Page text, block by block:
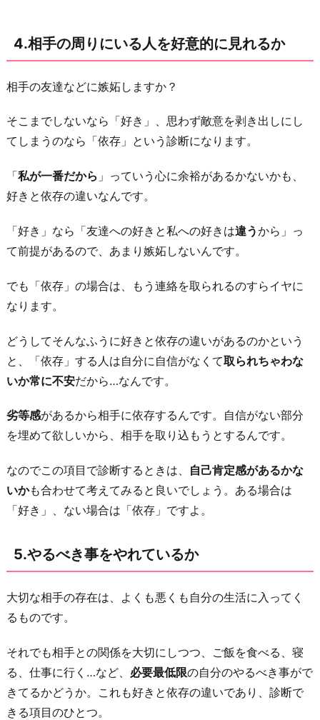
4.相手の周りにいる人を好意的に見れるか
相手の友達などに嫉妬しますか？
そこまでしないなら「好き」、思わず敵意を剥き出しにし
てしまうのなら「依存」という診断になります。
「私が一番だから 」っていう心に余裕があるかないかも、
好きと依存の違いなんです。
「好き」なら「友達への好きと私への好きは違うから」っ
て前提があるので、あまり嫉妬しないんです。
でも「依存」の場合は、もう連絡を取られるのすらイヤに
なります。
どうしてそんなふうに好きと依存の違いがあるのかという
と、「依存」する人は自分に自信がなくて取られちゃわな
いか常に不安だから…なんです。
劣等感があるから相手に依存するんです。自信がない部分
を埋めて欲しいから、相手を取り込もうとするんです。
なのでこの項目で診断するときは、 自己肯定感があるかな
いかも合わせて考えてみると良いでしょう。ある場合は
「好き」、ない場合は「依存」ですよ。
5.やるべき事をやれているか
大切な相手の存在は、よくも悪くも自分の生活に入ってく
るものです。
それでも相手との関係を大切にしつつ、ご飯を食べる、寝
る、仕事に行く…など、 必要最低限の自分のやるべき事がで
きてるかどうか。これも好きと依存の違いであり、診断で
きる項目のひとつ。